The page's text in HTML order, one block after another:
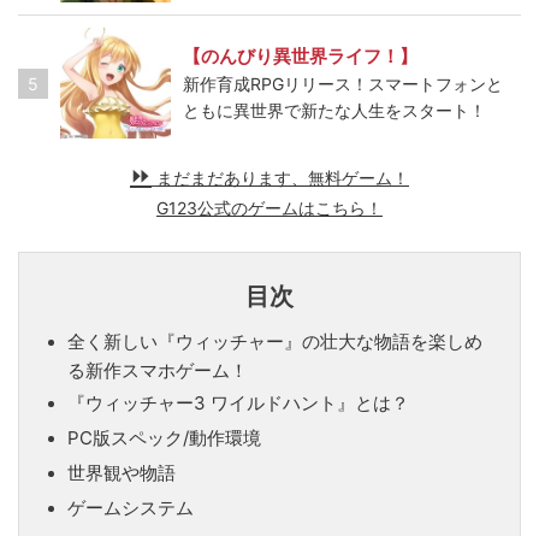
5
【のんびり異世界ライフ！】
新作育成RPGリリース！スマートフォンと
ともに異世界で新たな人生をスタート！
まだまだあります、無料ゲーム！
G123公式のゲームはこちら！
目次
全く新しい『ウィッチャー』の壮大な物語を楽しめ
る新作スマホゲーム！
『ウィッチャー3 ワイルドハント』とは？
PC版スペック/動作環境
世界観や物語
ゲームシステム